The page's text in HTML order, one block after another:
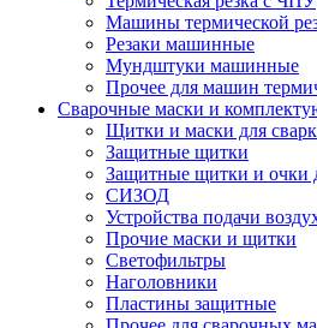
Машины термической
Резаки машинные
Мундштуки машинные
Прочее для машин
Сварочные маски и
Щитки и маски для
Защитные щитки
Защитные щитки и очки
СИЗОД
Устройства подачи
Прочие маски и щитки
Светофильтры
Наголовники
Пластины защитные